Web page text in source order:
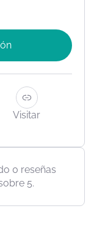
Visitar
0 reseñas
5.